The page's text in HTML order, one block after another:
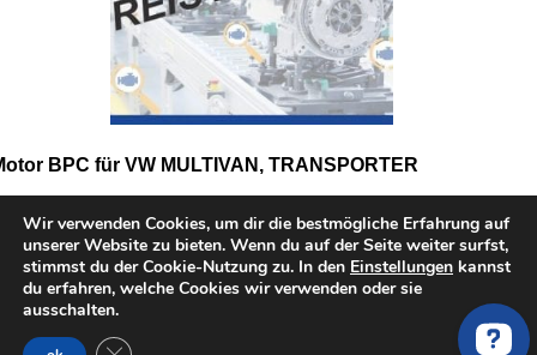
BPC für VW MULTIVAN, TRANSPORTER
Wir verwenden Cookies, um dir die bestmögliche Erfahrung auf
unserer Website zu bieten. Wenn du auf der Seite weiter surfst,
stimmst du der Cookie-Nutzung zu. In den Einstellungen kannst
du erfahren, welche Cookies wir verwenden oder sie
ausschalten.
GDPR Cookie-Banner schließen